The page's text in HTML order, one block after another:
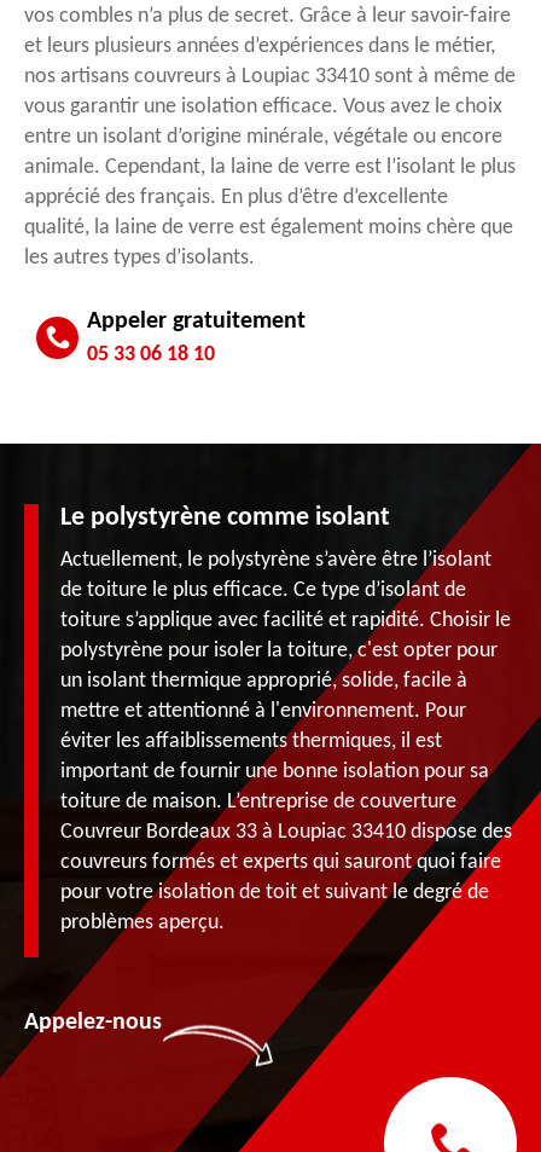
vos combles n’a plus de secret. Grâce à leur savoir-faire
et leurs plusieurs années d’expériences dans le métier,
nos artisans couvreurs à Loupiac 33410 sont à même de
vous garantir une isolation efficace. Vous avez le choix
entre un isolant d’origine minérale, végétale ou encore
animale. Cependant, la laine de verre est l’isolant le plus
apprécié des français. En plus d’être d’excellente
qualité, la laine de verre est également moins chère que
les autres types d’isolants.
Appeler gratuitement
05 33 06 18 10
Le polystyrène comme isolant
Actuellement, le polystyrène s’avère être l’isolant
de toiture le plus efficace. Ce type d’isolant de
toiture s’applique avec facilité et rapidité. Choisir le
polystyrène pour isoler la toiture, c'est opter pour
un isolant thermique approprié, solide, facile à
mettre et attentionné à l'environnement. Pour
éviter les affaiblissements thermiques, il est
important de fournir une bonne isolation pour sa
toiture de maison. L’entreprise de couverture
Couvreur Bordeaux 33 à Loupiac 33410 dispose des
couvreurs formés et experts qui sauront quoi faire
pour votre isolation de toit et suivant le degré de
problèmes aperçu.
Appelez-nous